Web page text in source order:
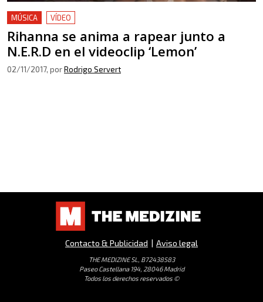
MÚSICA VÍDEO
Rihanna se anima a rapear junto a
N.E.R.D en el videoclip ‘Lemon’
02/11/2017, porRodrigo Servert
Contacto & Publicidad | Aviso legal
THE MEDIZINE SL, B72438583
Paseo Castellana 194, 28046 Madrid
Todos los derechos reservados ©